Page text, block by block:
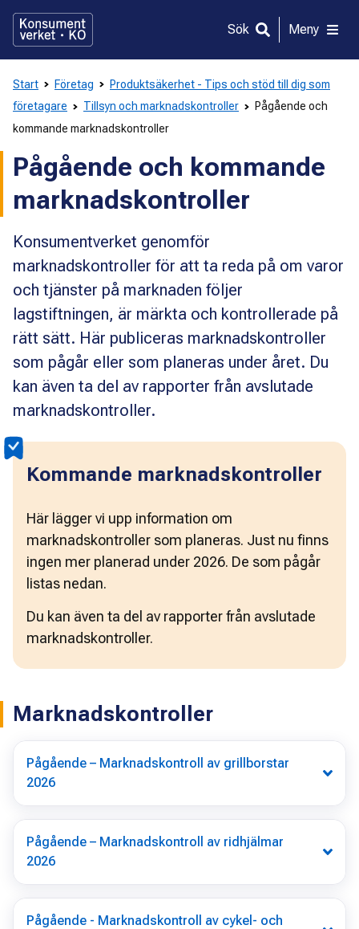
direkt
innehållet
Sök Meny
Start Företag
Produktsäkerhet - Tips och stöd till dig som
företagare
Tillsyn och marknadskontroller
Pågående och
kommande marknadskontroller
Pågående och kommande
marknadskontroller
Konsumentverket genomför
marknadskontroller för att ta reda på om varor
och tjänster på marknaden följer
lagstiftningen, är märkta och kontrollerade på
rätt sätt. Här publiceras marknadskontroller
som pågår eller som planeras under året. Du
kan även ta del av rapporter från avslutade
marknadskontroller.
Kommande marknadskontroller
Här lägger vi upp information om
marknadskontroller som planeras. Just nu finns
ingen mer planerad under 2026. De som pågår
listas nedan.
Du kan även ta del av rapporter från avslutade
marknadskontroller.
Marknadskontroller
Pågående – Marknadskontroll av grillborstar
2026
Pågående – Marknadskontroll av ridhjälmar
2026
Pågående - Marknadskontroll av cykel- och